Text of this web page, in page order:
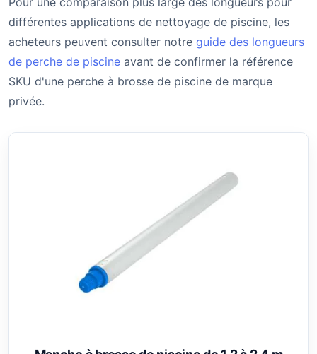
différentes applications de nettoyage de piscine, les
acheteurs peuvent consulter notre guide des longueurs
de perche de piscine avant de confirmer la référence
SKU d'une perche à brosse de piscine de marque
privée.